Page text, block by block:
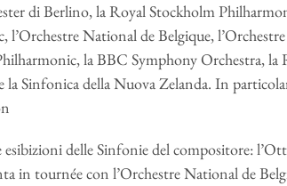
di Berlino, la Royal Stockholm
National de Belgique,
la BBC Symphony Orchestra, la
Sinfonica della Nuova Zelanda. In
delle Sinfonie del compositore:
in tournée con l’Orchestre National de